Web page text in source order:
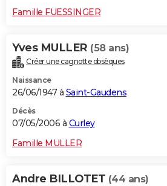
FORUM
Famille FUESSINGER
Yves MULLER (58 ans)
Créer une cagnotte obsèques
Naissance
26/06/1947 à Saint-Gaudens
Décès
07/05/2006 à Curley
Famille MULLER
Andre BILLOTET (44 ans)